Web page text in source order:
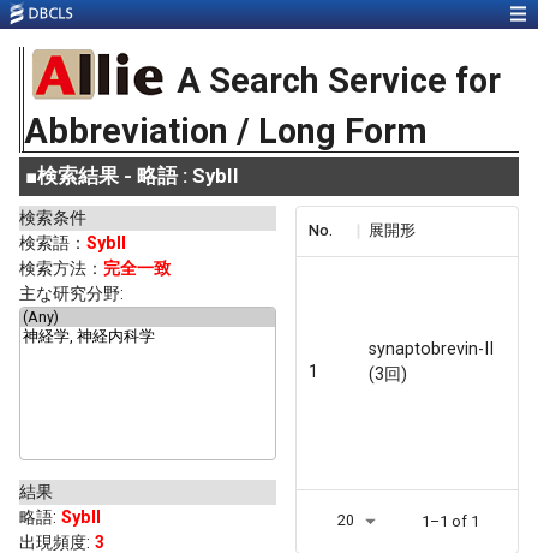
A Search Service for
Abbreviation / Long Form
■検索結果 - 略語 : SybII
検索条件
検索語： SybII
検索方法： 完全一致
主な研究分野:
結果
略語: SybII
出現頻度: 3
No. 展開形
1
synaptobrevin-II
(3回)
20 1–1 of 1